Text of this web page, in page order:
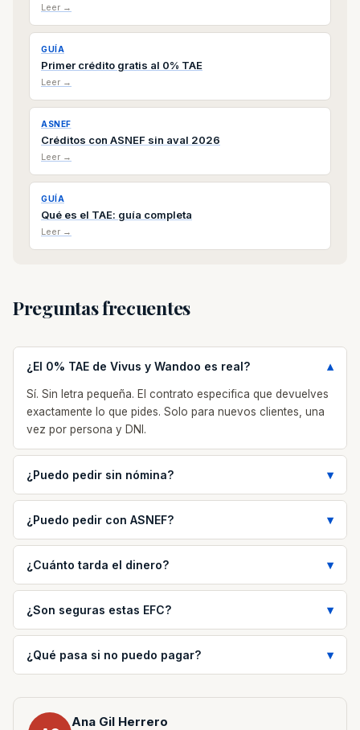
Leer →
GUÍA
Primer crédito gratis al 0% TAE
Leer →
ASNEF
Créditos con ASNEF sin aval 2026
Leer →
GUÍA
Qué es el TAE: guía completa
Leer →
Preguntas frecuentes
¿El 0% TAE de Vivus y Wandoo es real?
Sí. Sin letra pequeña. El contrato especifica que devuelves
exactamente lo que pides. Solo para nuevos clientes, una
vez por persona y DNI.
¿Puedo pedir sin nómina?
¿Puedo pedir con ASNEF?
¿Cuánto tarda el dinero?
¿Son seguras estas EFC?
¿Qué pasa si no puedo pagar?
Ana Gil Herrero